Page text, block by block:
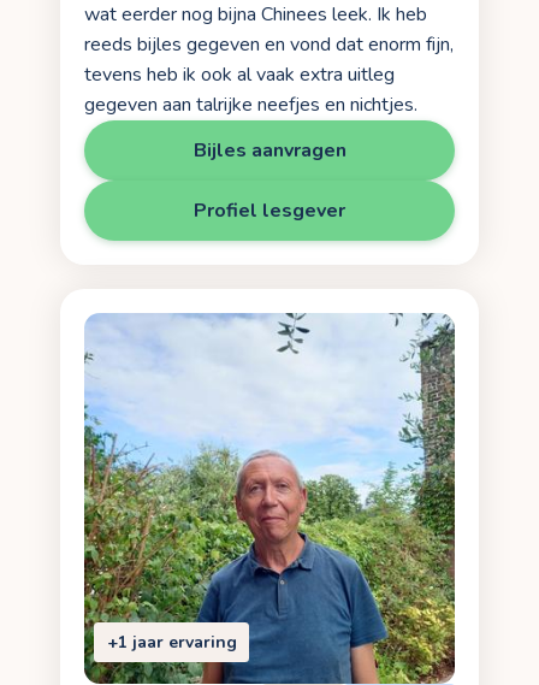
wat eerder nog bijna Chinees leek. Ik heb
reeds bijles gegeven en vond dat enorm fijn,
tevens heb ik ook al vaak extra uitleg
gegeven aan talrijke neefjes en nichtjes.
Bijles aanvragen
Profiel lesgever
+1 jaar ervaring